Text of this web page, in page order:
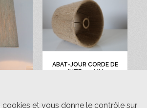
ABAT-JOUR CORDE DE
JUTE 150MM
cookies et vous donne le contrôle sur